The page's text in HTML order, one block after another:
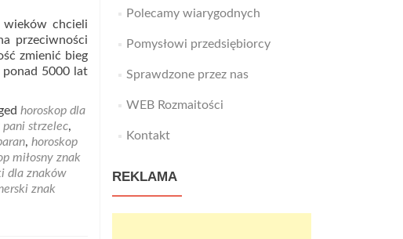
wieków chcieli
przeciwności
zmienić bieg
ponad 5000 lat
horoskop dla
pani strzelec,
, horoskop
miłosny znak
dla znaków
znak
Polecamy wiarygodnych
Pomysłowi przedsiębiorcy
Sprawdzone przez nas
WEB Rozmaitości
Kontakt
REKLAMA